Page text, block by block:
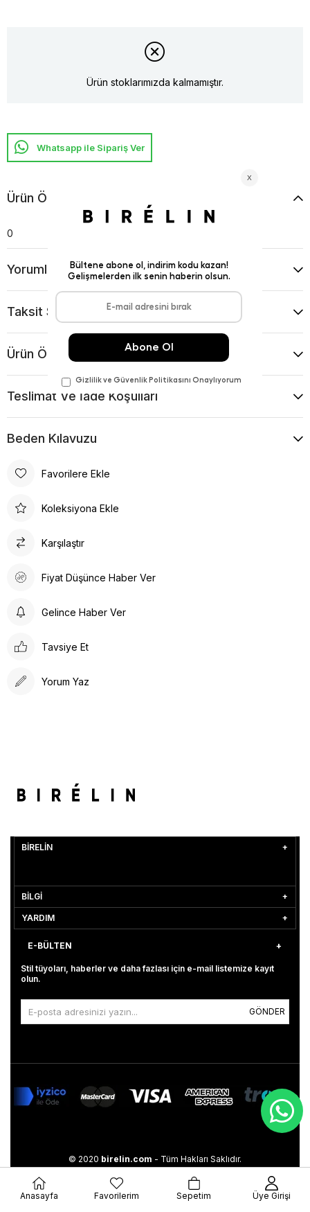
Ürün stoklarımızda kalmamıştır.
Whatsapp ile Sipariş Ver
Ürün Özellikleri
0
Yorumlar (0)
Taksit Seçenekleri
Ürün Önerileri
Teslimat Ve İade Koşulları
Beden Kılavuzu
Favorilere Ekle
Koleksiyona Ekle
Karşılaştır
Fiyat Düşünce Haber Ver
Gelince Haber Ver
Tavsiye Et
Yorum Yaz
BİRELİN
BİLGİ
YARDIM
E-BÜLTEN
Stil tüyoları, haberler ve daha fazlası için e-mail listemize kayıt
olun.
GÖNDER
© 2020 birelin.com - Tüm Hakları Saklıdır.
Anasayfa Favorilerim Sepetim Üye Girişi